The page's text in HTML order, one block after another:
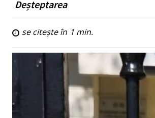
Deșteptarea
se citește în 1 min.